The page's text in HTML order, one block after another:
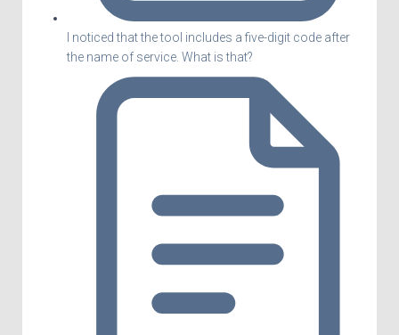
I noticed that the tool includes a five-digit code after
the name of service. What is that?